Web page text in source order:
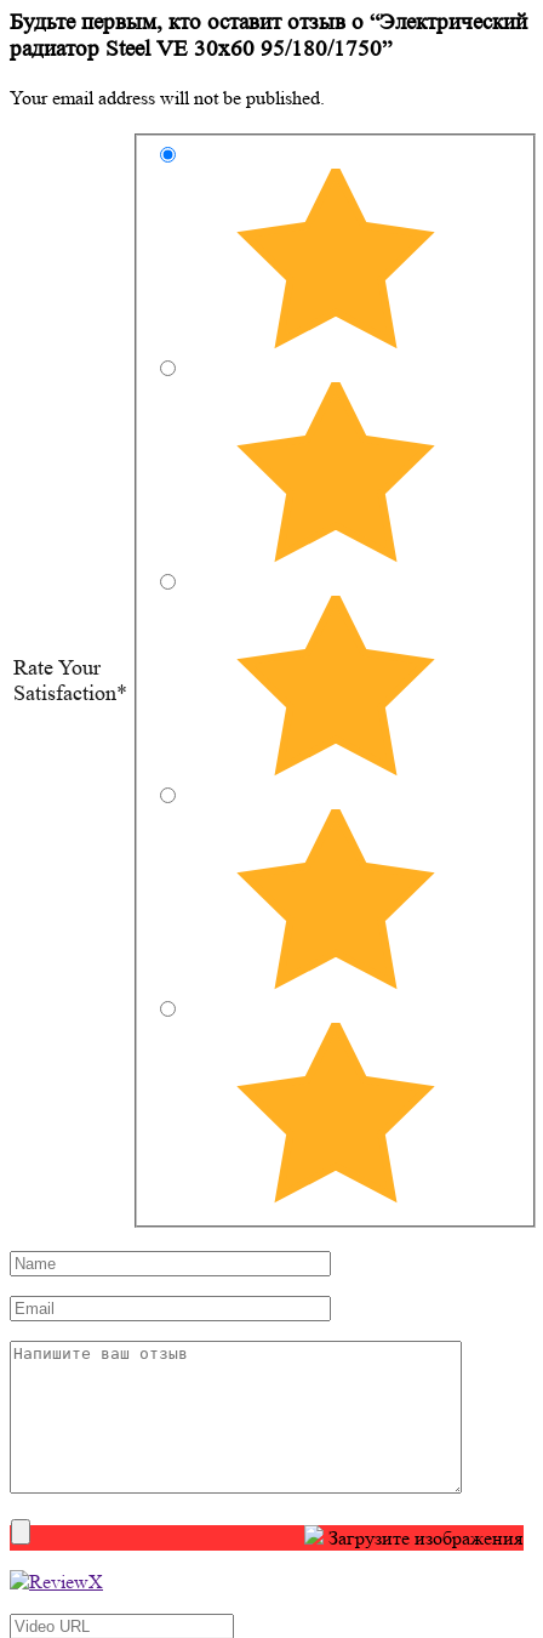
Будьте первым, кто оставит отзыв о “Электрический
радиатор Steel VE 30х60 95/180/1750”
Your email address will not be published.
Rate Your
Satisfaction*
Загрузите изображения